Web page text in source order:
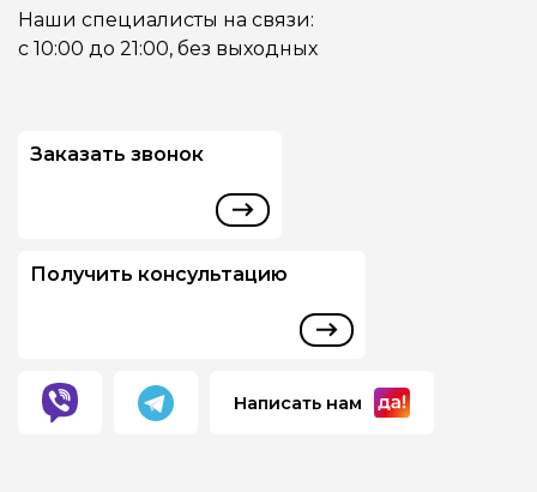
Наши специалисты на связи:
с 10:00 до 21:00, без выходных
Заказать звонок
Получить консультацию
Написать нам